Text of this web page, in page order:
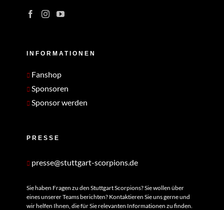
INFORMATIONEN
Fanshop
Sponsoren
Sponsor werden
PRESSE
presse@stuttgart-scorpions.de
Sie haben Fragen zu den Stuttgart Scorpions? Sie wollen über
eines unserer Teams berichten? Kontaktieren Sie uns gerne und
wir helfen Ihnen, die für Sie relevanten Informationen zu finden.